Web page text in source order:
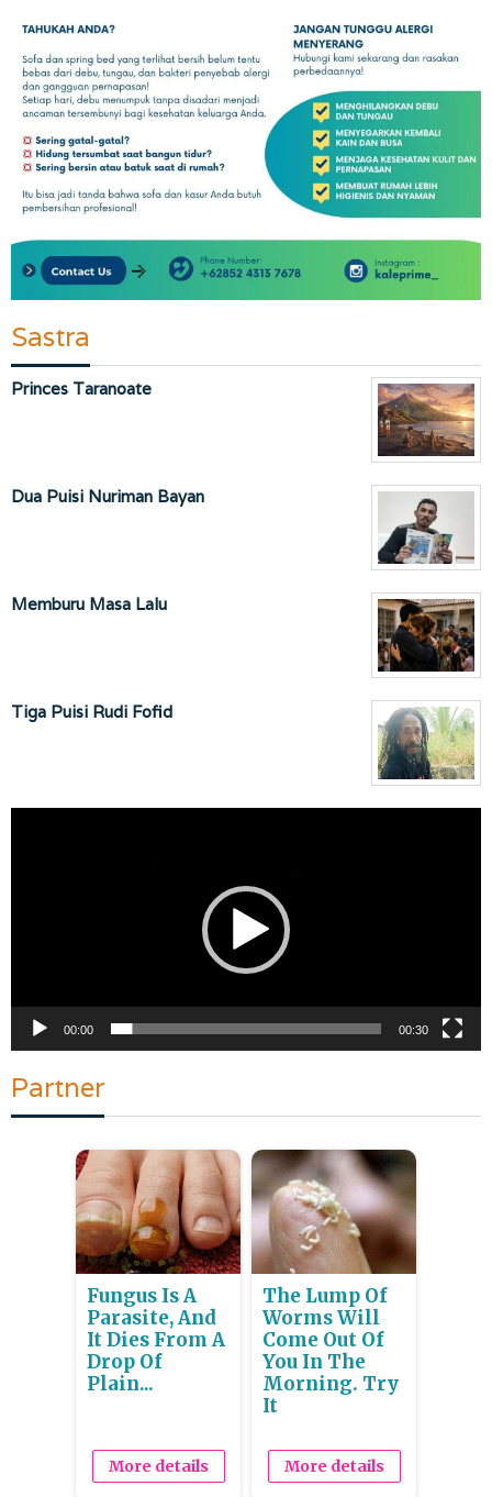
Sastra
Princes Taranoate
Dua Puisi Nuriman Bayan
Memburu Masa Lalu
Tiga Puisi Rudi Fofid
00:00 00:30
Partner
Fungus Is A
Parasite, And
It Dies From A
Drop Of
Plain...
More details
The Lump Of
Worms Will
Come Out Of
You In The
Morning. Try
It
More details